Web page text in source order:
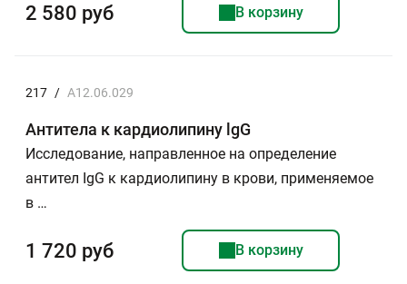
2 580 руб В корзину
217 / A12.06.029
Антитела к кардиолипину lgG
Исследование, направленное на определение
антител IgG к кардиолипину в крови, применяемое
в …
1 720 руб В корзину